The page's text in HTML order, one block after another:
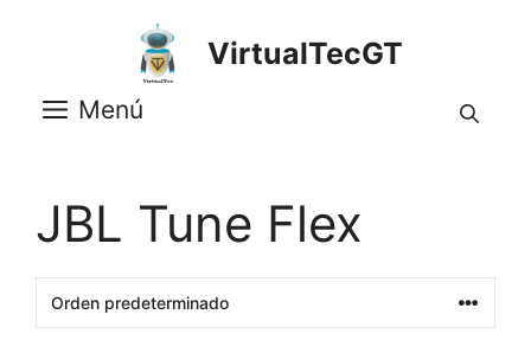
VirtualTecGT
Menú
JBL Tune Flex